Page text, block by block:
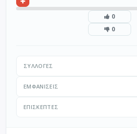
0
0
ΣΥΛΛΟΓΈΣ
ΕΜΦΑΝΊΣΕΙΣ
ΕΠΙΣΚΈΠΤΕΣ